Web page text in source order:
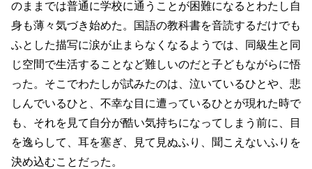
のままでは普通に学校に通うことが困難になるとわたし自
身も薄々気づき始めた。国語の教科書を音読するだけでも
ふとした描写に涙が止まらなくなるようでは、同級生と同
じ空間で生活することなど難しいのだと子どもながらに悟
った。そこでわたしが試みたのは、泣いているひとや、悲
しんでいるひと、不幸な目に遭っているひとが現れた時で
も、それを見て自分が酷い気持ちになってしまう前に、目
を逸らして、耳を塞ぎ、見て見ぬふり、聞こえないふりを
決め込むことだった。